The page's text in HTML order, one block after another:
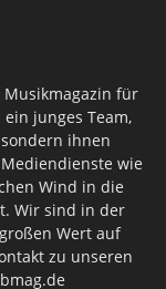
Musikmagazin für
junges Team,
ihnen
wie
Wind in die
Wir sind in der
Wert auf
zu unseren